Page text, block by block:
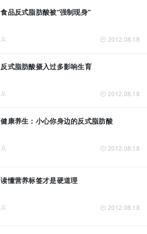
食品反式脂肪酸被“强制现身”
2012.08.18
反式脂肪酸摄入过多影响生育
2012.08.18
健康养生：小心你身边的反式脂肪酸
2012.08.18
读懂营养标签才是硬道理
2012.08.18